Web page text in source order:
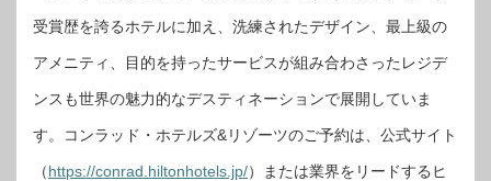
受賞歴を誇るホテルに加え、洗練されたデザイン、最上級の
アメニティ、目的を持ったサービスが組み合わさったレジデ
ンスも世界の魅力的なデスティネーションで展開していま
す。コンラッド・ホテルズ&リゾーツのご予約は、公式サイト
（https://conrad.hiltonhotels.jp/）または業界をリードするヒ